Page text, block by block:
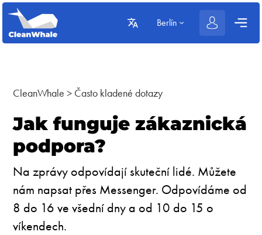
Berlín
CleanWhale > Často kladené dotazy
Jak funguje zákaznická
podpora?
Na zprávy odpovídají skuteční lidé. Můžete
nám napsat přes Messenger. Odpovídáme od
8 do 16 ve všední dny a od 10 do 15 o
víkendech.